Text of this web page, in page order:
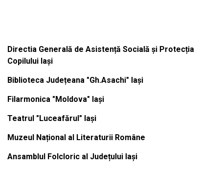
Directia Generală de Asistență Socială și Protecția
Copilului Iași
Biblioteca Județeana "Gh.Asachi" Iași
Filarmonica "Moldova" Iași
Teatrul "Luceafărul" Iași
Muzeul Național al Literaturii Române
Ansamblul Folcloric al Județului Iași